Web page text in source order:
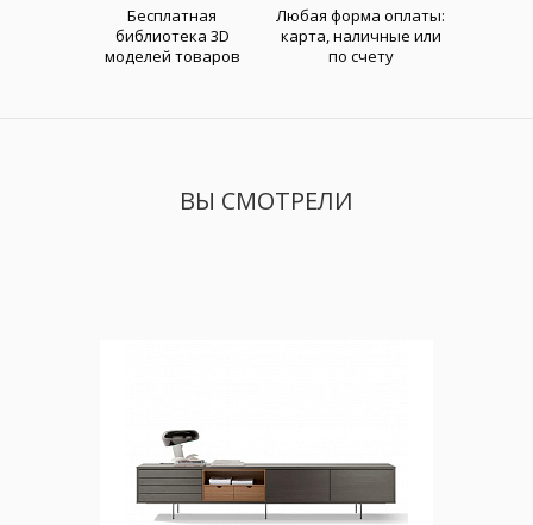
Бесплатная
библиотека 3D
моделей товаров
Любая форма оплаты:
карта, наличные или
по счету
ВЫ СМОТРЕЛИ